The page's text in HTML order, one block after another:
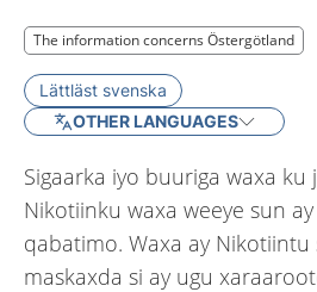
The information concerns Östergötland
The information concerns Östergötland
Lättläst svenska
OTHER LANGUAGES
Sigaarka iyo buuriga waxa ku
Nikotiinku waxa weeye sun
qabatimo. Waxa ay Nikotiintu
maskaxda si ay ugu